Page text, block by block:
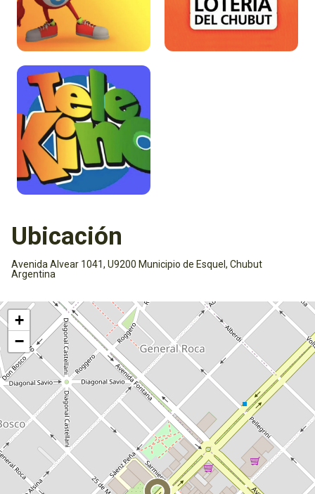
Ubicación
Avenida Alvear 1041, U9200 Municipio de Esquel, Chubut
Argentina
+
−
Activar mapa